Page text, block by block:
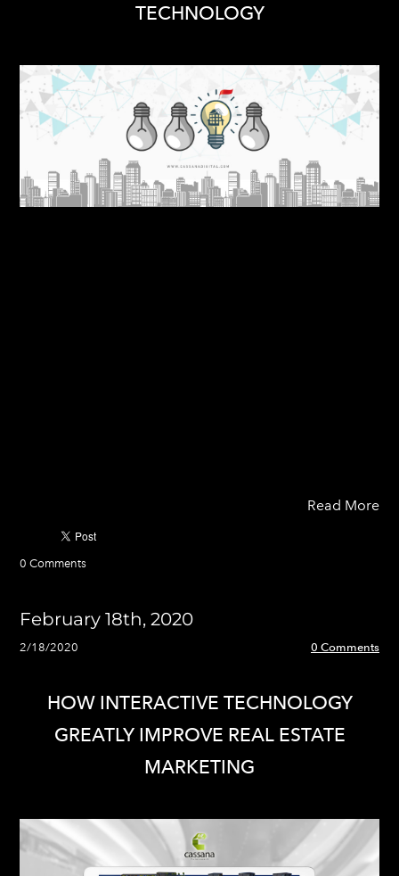
TECHNOLOGY
Read More
0 Comments
February 18th, 2020
2/18/2020 0 Comments
HOW INTERACTIVE TECHNOLOGY
GREATLY ​IMPROVE REAL ESTATE
MARKETING